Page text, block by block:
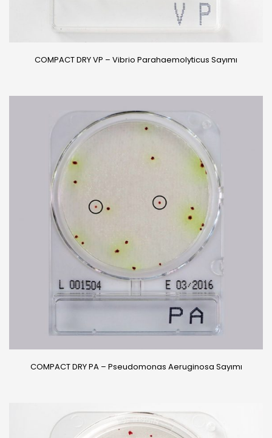
COMPACT DRY VP – Vibrio Parahaemolyticus Sayımı
COMPACT DRY PA – Pseudomonas Aeruginosa Sayımı